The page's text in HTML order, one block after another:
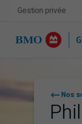
Sauter la navigation
Site Selector
Gestion privée
Nos